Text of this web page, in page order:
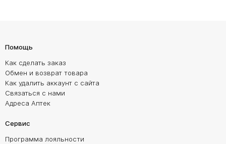
Помощь
Как сделать заказ
Обмен и возврат товара
Как удалить аккаунт с сайта
Связаться с нами
Адреса Аптек
Сервис
Программа лояльности